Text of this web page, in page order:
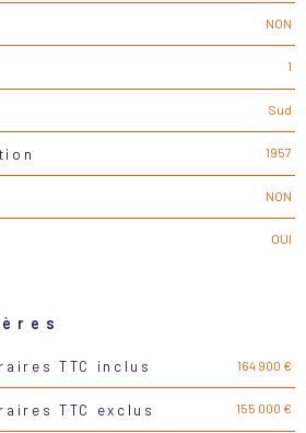
NON
1
Sud
1957
NON
OUI
TTC inclus 164 900 €
TTC exclus 155 000 €